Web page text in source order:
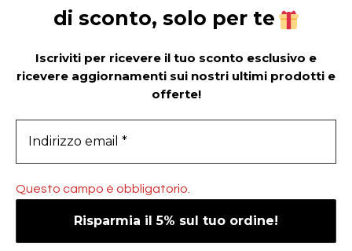
di sconto, solo per te
Iscriviti per ricevere il tuo sconto esclusivo e
ricevere aggiornamenti sui nostri ultimi prodotti e
offerte!
Questo campo è obbligatorio.